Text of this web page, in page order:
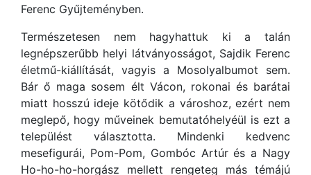
Ferenc Gyűjteményben.
Természetesen nem hagyhattuk ki a talán
legnépszerűbb helyi látványosságot, Sajdik Ferenc
életmű-kiállítását, vagyis a Mosolyalbumot sem.
Bár ő maga sosem élt Vácon, rokonai és barátai
miatt hosszú ideje kötődik a városhoz, ezért nem
meglepő, hogy műveinek bemutatóhelyéül is ezt a
települést választotta. Mindenki kedvenc
mesefigurái, Pom-Pom, Gombóc Artúr és a Nagy
Ho-ho-ho-horgász mellett rengeteg más témájú